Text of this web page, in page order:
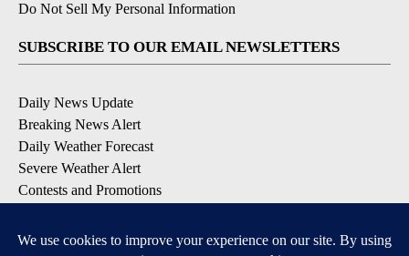
Do Not Sell My Personal Information
SUBSCRIBE TO OUR EMAIL NEWSLETTERS
Daily News Update
Breaking News Alert
Daily Weather Forecast
Severe Weather Alert
Contests and Promotions